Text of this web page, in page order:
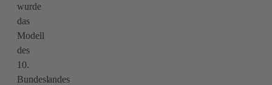
wurde
das
Modell
des
10.
Bundeslandes